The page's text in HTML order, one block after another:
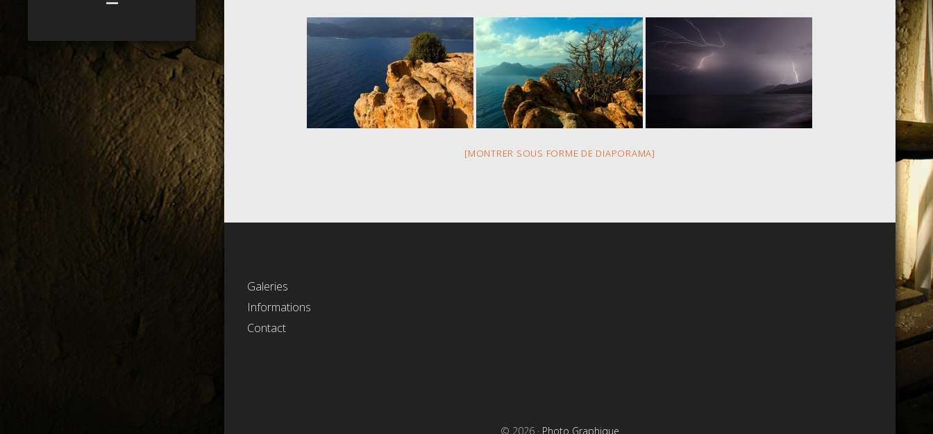
[MONTRER SOUS FORME DE DIAPORAMA]
Galeries
Informations
Contact
© 2026 · Photo Graphique